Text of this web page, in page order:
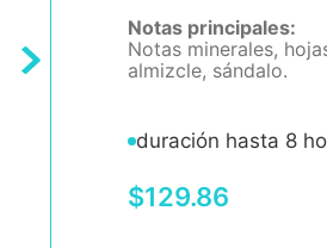
Notas principales:
Notas minerales,
almizcle, sándalo.
duración hasta 8
$129.86